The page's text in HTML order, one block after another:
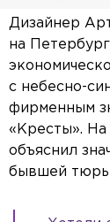
Дизайнер
на
с небесно-
фирменным
«Кресты».
объяснил
бывшей